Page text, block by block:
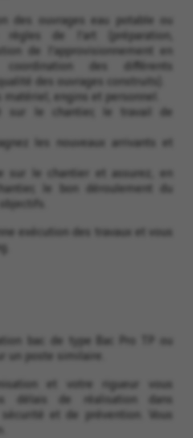
des ouvrages eau potable ou
de l’art (préparation,
de l’approvisionnement en
des différents
des ouvrages construits).
engins et personnel.
sur le chantier, le travail de
les nouveaux arrivants et
sur le chantier et assurez, en
le bon déroulement du
exécution des travaux et vous
bac de type Bac Pro TP ou
un poste similaire.
et votre rigueur vous
délais de réalisation dans
et de prévention. Vous